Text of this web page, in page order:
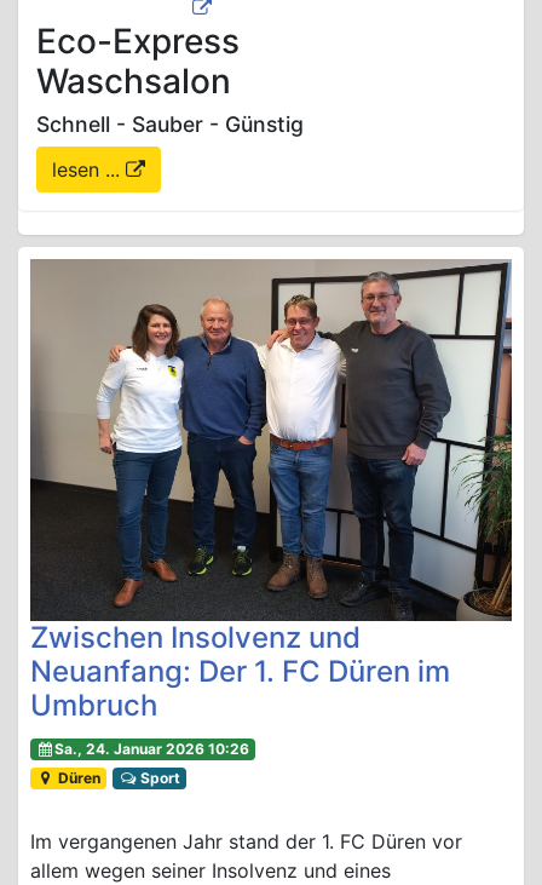
Eco-Express
Waschsalon
Schnell - Sauber - Günstig
lesen ...
Zwischen Insolvenz und
Neuanfang: Der 1. FC Düren im
Umbruch
Sa., 24. Januar 2026 10:26
Düren
Sport
Im vergangenen Jahr stand der 1. FC Düren vor
allem wegen seiner Insolvenz und eines